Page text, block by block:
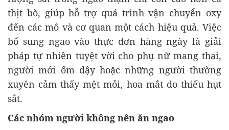
thịt bò, giúp hỗ trợ quá trình vận chuyển oxy
đến các mô và cơ quan một cách hiệu quả. Việc
bổ sung ngao vào thực đơn hàng ngày là giải
pháp tự nhiên tuyệt vời cho phụ nữ mang thai,
người mới ốm dậy hoặc những người thường
xuyên cảm thấy mệt mỏi, hoa mắt do thiếu hụt
sắt.
Các nhóm người không nên ăn ngao